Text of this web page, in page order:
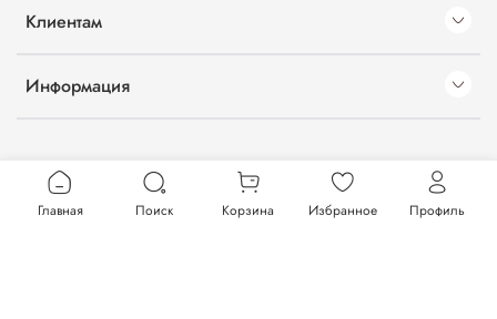
Клиентам
Информация
Главная Поиск Корзина Избранное Профиль